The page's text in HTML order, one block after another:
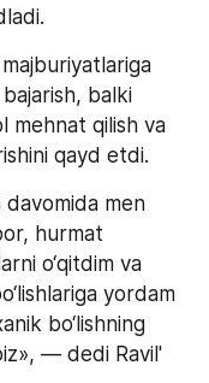
balki
mehnat qilish va
qayd etdi.
davomida men
hurmat
o‘qitdim va
yordam
bo‘lishning
— dedi Ravil'